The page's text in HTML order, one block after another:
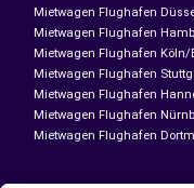
Mietwagen Flughafen
Mietwagen Flughafen
Mietwagen Flughafen Köln/
Mietwagen Flughafen
Mietwagen Flughafen
Mietwagen Flughafen
Mietwagen Flughafen